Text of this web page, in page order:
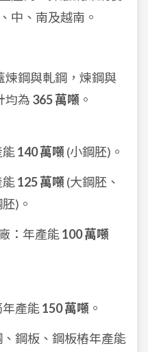
中、南及越南。
煉鋼與軋鋼，煉鋼與
均為 365 萬噸 。
能140 萬噸 (小鋼胚)。
能125 萬噸 (大鋼胚、
)。
：年產能100 萬噸
產能150 萬噸 。
鋼板、鋼板樁年產能